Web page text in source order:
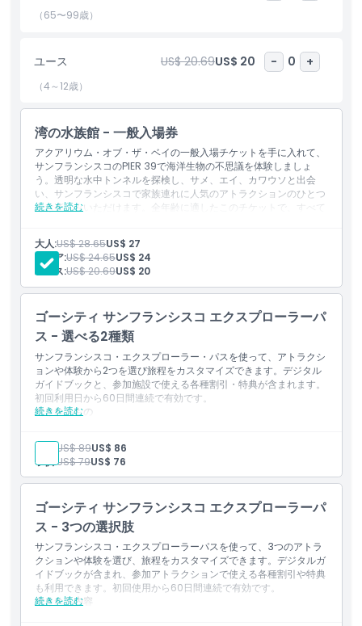
場所
キャンセルポリシー
（65〜99歳）
ユース US$ 20.69US$ 20 - 0 +
（4～12歳）
湾の水族館 - 一般入場券
アクアリウム・オブ・ザ・ベイの一般入場チケットを手に入れて、
サンフランシスコのPIER 39で海洋生物の不思議を体験しましょ
う。透明な水中トンネルを探検し、サメ、エイ、カワウソと出会
い、サンフランシスコで家族連れに人気のアトラクションのひとつ
をお楽しみいただけます。全年齢に適したこのチケットで、すべて
続きを読む
貴重品用のロッカーはご利用いただけません
会場に駐車場はありませんのでご注意ください
会場内への飲食物の持ち込みは禁止されています
瓶、爆竹、レーザーなど、他の参加者に迷惑や不快を与える恐
サービス動物（有効な証明書を持つもの）を除き、ペットの持
ち込みはできません
酔った様子の参加者は入場やサービスをお断りする場合があり
ます。この場合、返金はいたしません
喫煙および飲酒は禁止されています。スタッフに見つかった場
合は即座に退場を求められます
このアクティビティは車椅子対応です
大人:US$ 28.65US$ 27
シニア:US$ 24.65US$ 24
ユース:US$ 20.69US$ 20
ゴーシティ サンフランシスコ エクスプローラーパ
ス - 選べる2種類
サンフランシスコ・エクスプローラー・パスを使って、アトラクシ
ョンや体験から2つを選び旅程をカスタマイズできます。デジタル
ガイドブックと、参加施設で使える各種割引・特典が含まれます。
初回利用日から60日間連続で有効です。
続きを読む
含まれるもの
MUNIパス付きのサンフランシスコ・ケーブルカー
アクアリウム・オブ・ザ・ベイ
エクスプロラトリウム
サンフランシスコ動物園
カリフォルニア科学アカデミー
ザ・フライヤーSFと7Dエクスペリエンス
USSパンパニート
サンフランシスコ湾クルーズ
ロックからの脱出
1日ホップオン・ホップオフバスツアー。
大人: US$ 89US$ 86
子供:US$ 79US$ 76
ゴーシティ サンフランシスコ エクスプローラーパ
ス - 3つの選択肢
サンフランシスコ・エクスプローラーパスを使って、3つのアトラ
クションや体験を選び、旅程をカスタマイズできます。デジタルガ
イドブックが含まれ、参加アトラクションで使える各種割引や特典
も利用できます。初回使用から60日間連続で有効です。
続きを読む
含まれる内容